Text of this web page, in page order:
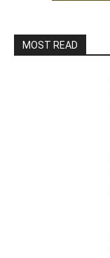
MOST READ